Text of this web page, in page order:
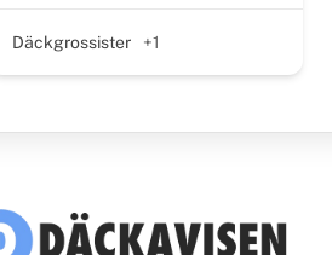
Däckgrossister +1